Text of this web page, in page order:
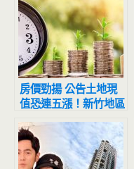
房價勁揚 公告土地現
值恐連五漲！新竹地區
將相對有感